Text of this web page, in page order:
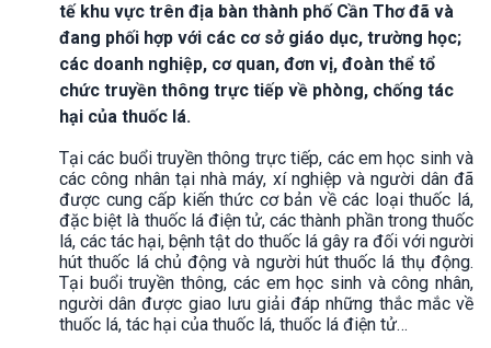
tế khu vực trên địa bàn thành phố Cần Thơ đã và
đang phối hợp với các cơ sở giáo dục, trường học;
các doanh nghiệp, cơ quan, đơn vị, đoàn thể tổ
chức truyền thông trực tiếp về phòng, chống tác
hại của thuốc lá.
Tại các buổi truyền thông trực tiếp, các em học sinh và
các công nhân tại nhà máy, xí nghiệp và người dân đã
được cung cấp kiến thức cơ bản về các loại thuốc lá,
đặc biệt là thuốc lá điện tử, các thành phần trong thuốc
lá, các tác hại, bệnh tật do thuốc lá gây ra đối với người
hút thuốc lá chủ động và người hút thuốc lá thụ động.
Tại buổi truyền thông, các em học sinh và công nhân,
người dân được giao lưu giải đáp những thắc mắc về
thuốc lá, tác hại của thuốc lá, thuốc lá điện tử…